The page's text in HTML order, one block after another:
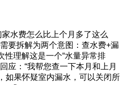
水费怎么比上个月多了这么
要拆解为两个意图：查水费+漏
性理解这是一个“水量异常排
应：“我帮您查一下本月和上月
如果怀疑室内漏水，可以关闭所